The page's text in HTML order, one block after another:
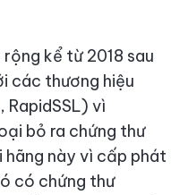
kể từ 2018 sau
các thương hiệu
vì
bỏ ra chứng thư
này vì cấp phát
có chứng thư